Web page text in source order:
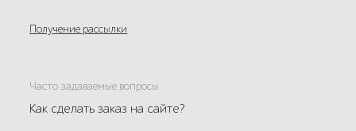
Получение рассылки
Часто задаваемые вопросы
Как сделать заказ на сайте?